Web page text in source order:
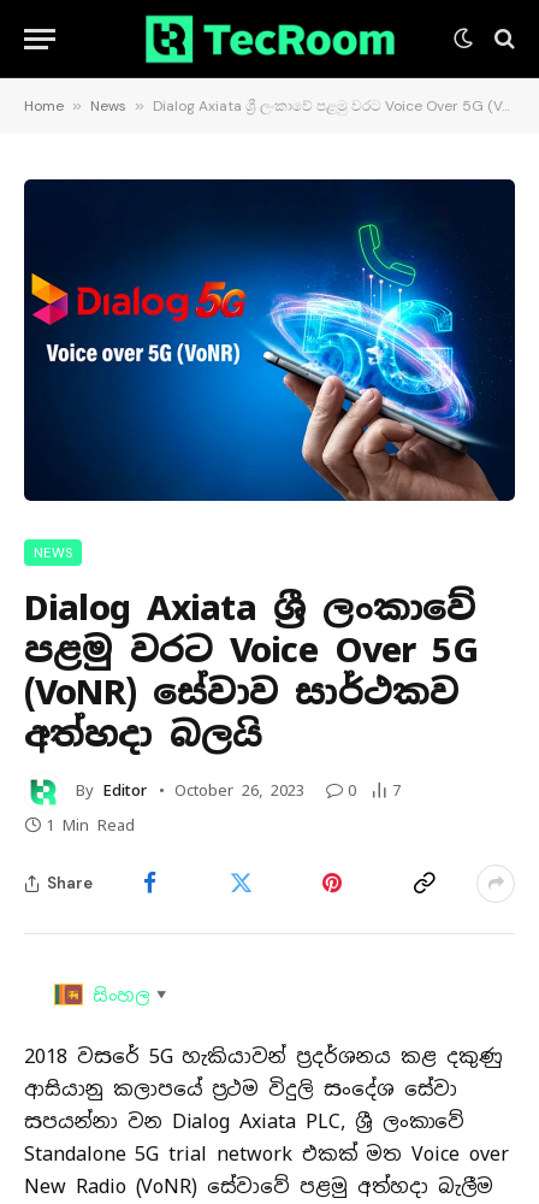
Home » News » Dialog Axiata ශ්‍රී ලංකාවේ පළමු වරට Voice Over 5G (VoNR) සේවාව සාර්ථකව අත්හදා බලයි
NEWS
Dialog Axiata ශ්‍රී ලංකාවේ
පළමු වරට Voice Over 5G
(VoNR) සේවාව සාර්ථකව
අත්හදා බලයි
By Editor October 26, 2023 0
7
1 Min Read
Share
සිංහල ▼
2018 වසරේ 5G හැකියාවන් ප්‍රදර්ශනය කළ දකුණු
ආසියානු කලාපයේ ප්‍රථම විදුලි සංදේශ සේවා
සපයන්නා වන Dialog Axiata PLC, ශ්‍රී ලංකාවේ
Standalone 5G trial network එකක් මත Voice over
New Radio (VoNR) සේවාවේ පළමු අත්හදා බැලීම